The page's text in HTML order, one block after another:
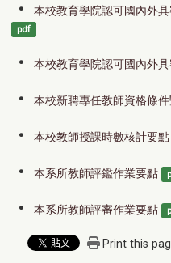
本校教育學院認可國內外
pdf
本校教育學院認可國內外
本校新聘專任教師資格條
本校教師授課時數核計要點
本系所教師評鑑作業要點
本系所教師評審作業要點
Print this